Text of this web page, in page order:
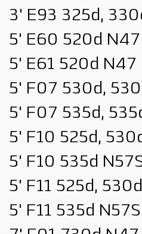
3' E93 325d,
5' E60 520d
5' E61 520d
5' F07 530d,
5' F07 535d,
5' F10 525d,
5' F10 535d
5' F11 525d,
5' F11 535d N57S